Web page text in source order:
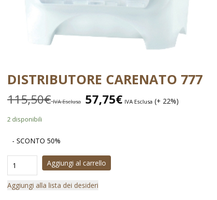
DISTRIBUTORE CARENATO 777
115,50€ IVA Esclusa 57,75€ IVA Esclusa (+ 22%)
2 disponibili
- SCONTO 50%
Aggiungi al carrello
Aggiungi alla lista dei desideri